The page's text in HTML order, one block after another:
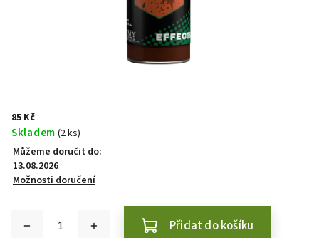
85 Kč
Skladem (2 ks)
Můžeme doručit do:
13.08.2026
Možnosti doručení
Přidat do košíku